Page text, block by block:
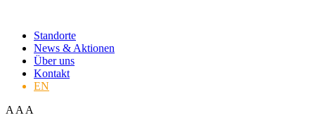
Standorte
News & Aktionen
Über uns
Kontakt
EN
A A A